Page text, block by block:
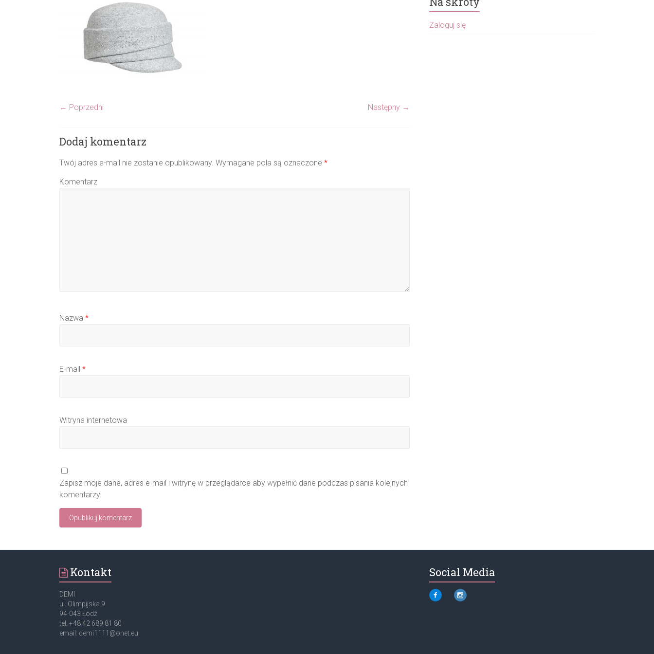
← Poprzedni Następny →
Dodaj komentarz
Twój adres e-mail nie zostanie opublikowany. Wymagane pola są oznaczone *
Komentarz
Nazwa *
E-mail *
Witryna internetowa
Zapisz moje dane, adres e-mail i witrynę w przeglądarce aby wypełnić dane podczas pisania kolejnych
komentarzy.
Zaloguj się
Kontakt
DEMI
ul. Olimpijska 9
94-043 Łódź
tel. +48 42 689 81 80
email: demi1111@onet.eu
Social Media